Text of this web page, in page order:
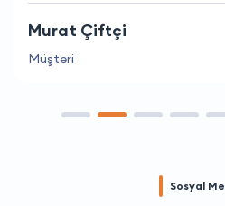
Murat Çiftçi
Müşteri
Sosyal